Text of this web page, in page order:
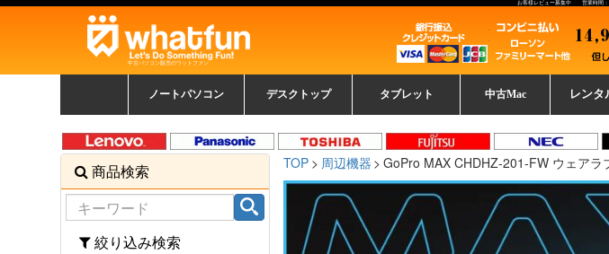
お客様レビュー募集中 営業時間：
中古パソコン販売のワットファン
ノートパソコン
覧
パソコン
ッカード
デスクトップ
中古デスクトップ一覧
新品デスクトップ一
ゲーミングパソコン
トレーディングパソ
ッカード
タブレット 中古Mac レンタ
TOP 周辺機器 GoPro MAX CHDHZ-201-FW ウェア
商品検索
絞り込み検索